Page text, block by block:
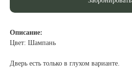
Описание:
Цвет: Шампань
Дверь есть только в глухом варианте.